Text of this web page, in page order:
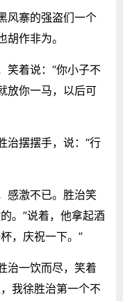
风寨的强盗们一个
作非为。
笑着说：“你小子不
放你一马，以后可
治摆摆手，说：“行
感激不已。胜治笑
。”说着，他拿起酒
，庆祝一下。”
治一饮而尽，笑着
我徐胜治第一个不